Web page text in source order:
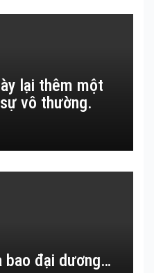
lại thêm một
vô thường.
bao đại dương…